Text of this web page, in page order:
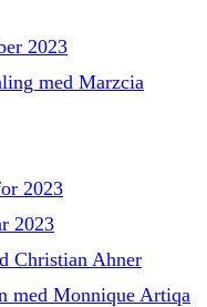
2023
med Marzcia
2023
2023
Christian Ahner
med Monnique Artiqa